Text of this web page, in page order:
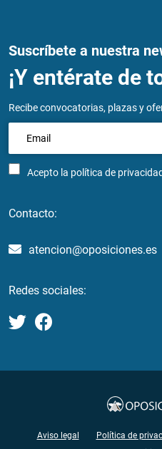
Suscríbete a nuestra
¡Y entérate de
Recibe convocatorias, plazas y
Acepto la política de
Contacto:
atencion@oposiciones.es
Redes sociales:
Aviso legal Política de